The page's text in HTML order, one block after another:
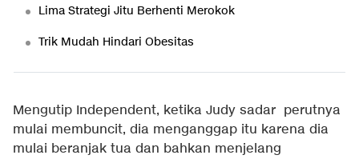
Lima Strategi Jitu Berhenti Merokok
Trik Mudah Hindari Obesitas
Mengutip Independent, ketika Judy sadar perutnya
mulai membuncit, dia menganggap itu karena dia
mulai beranjak tua dan bahkan menjelang